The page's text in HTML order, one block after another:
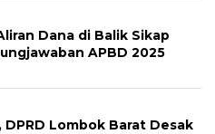
Dana di Balik Sikap
APBD 2025
Lombok Barat Desak